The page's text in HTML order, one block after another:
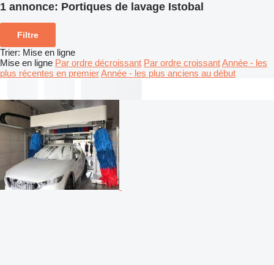
1 annonce: Portiques de lavage Istobal
Filtre
Trier: Mise en ligne
Mise en ligne Par ordre décroissant Par ordre croissantAnnée - les
plus récentes en premierAnnée - les plus anciens au début